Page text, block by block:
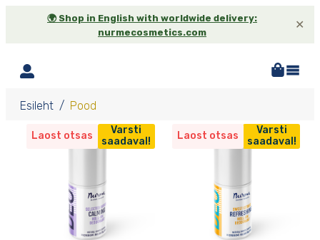
🌍 Shop in English with worldwide delivery:
nurmecosmetics.com
✕
Esileht Pood
Varsti
saadaval!
Laost otsas
Varsti
saadaval!
Laost otsas